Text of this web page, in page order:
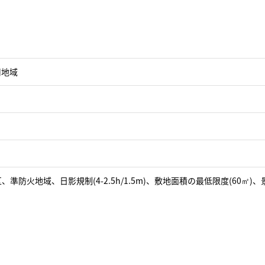
域
準防火地域、日影規制(4-2.5h/1.5m)、敷地面積の最低限度(60㎡)、